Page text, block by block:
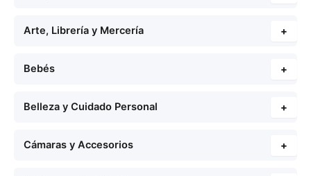
Arte, Librería y Mercería +
Bebés +
Belleza y Cuidado Personal +
Cámaras y Accesorios +